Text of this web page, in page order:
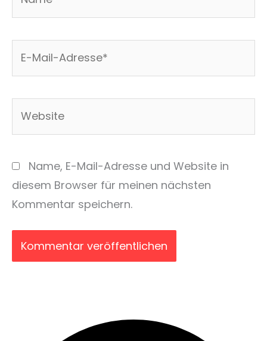
Name, E-Mail-Adresse und Website in
diesem Browser für meinen nächsten
Kommentar speichern.